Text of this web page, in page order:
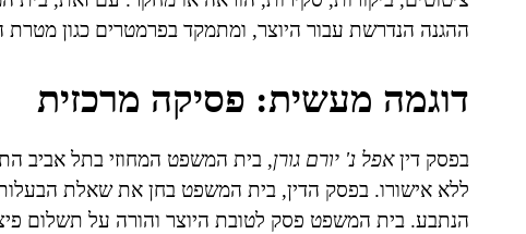
ההגנה הנדרשת עבור היוצר, ומתמקד בפרמטרים כגון
דוגמה מעשית: פסיקה מרכזית
בפסק דיןאפל נ' יורם גורן, בית המשפט המחוזי בתל אביב
ללא אישורו. בפסק הדין, בית המשפט בחן את שאלת
הנתבע. בית המשפט פסק לטובת היוצר והורה על תשלום